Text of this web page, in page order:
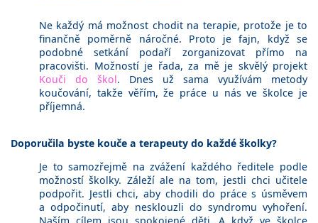
Ne každý má možnost chodit na terapie, protože je to
finančně poměrně náročné. Proto je fajn, když se
podobné setkání podaří zorganizovat přímo na
pracovišti. Možností je řada, za mě je skvělý projekt
Kouči do škol. Dnes už sama využívám metody
koučování, takže věřím, že práce u nás ve školce je
příjemná.
Doporučila byste kouče a terapeuty do každé školky?
Je to samozřejmě na zvážení každého ředitele podle
možností školky. Záleží ale na tom, jestli chci učitele
podpořit. Jestli chci, aby chodili do práce s úsměvem
a odpočinutí, aby nesklouzli do syndromu vyhoření.